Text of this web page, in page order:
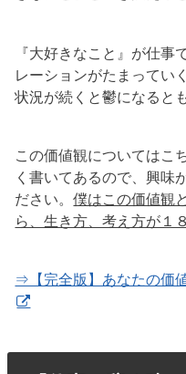
『大好きなこと』が仕事
レーションがたまってい
状況が続くと鬱になると
この価値観についてはこ
く書いてあるので、興味
ださい。僕はこの価値観
ら、生き方、考え方が１
⇒【完全版】あなたの価